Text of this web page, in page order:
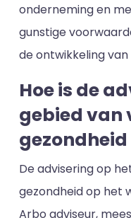
onderneming en
gunstige
de ontwikkeling
Hoe is de
gebied van
De advisering op
gezondheid op het
Arbo adviseur,